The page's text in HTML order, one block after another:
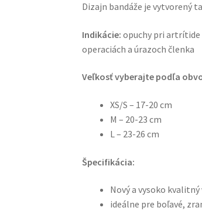
Dizajn bandáže je vytvorený
Indikácie: opuchy pri artrítide
operaciách a úrazoch členka
Veľkosť vyberajte podľa
XS/S – 17-20 cm
M – 20-23 cm
L – 23-26 cm
Špecifikácia:
Nový a vysoko
ideálne pre boľavé,